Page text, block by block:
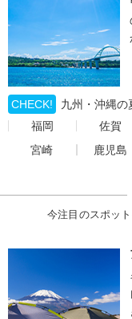
CHECK!
九州・沖縄の
福岡
佐賀
宮崎
鹿児島
今注目のスポッ